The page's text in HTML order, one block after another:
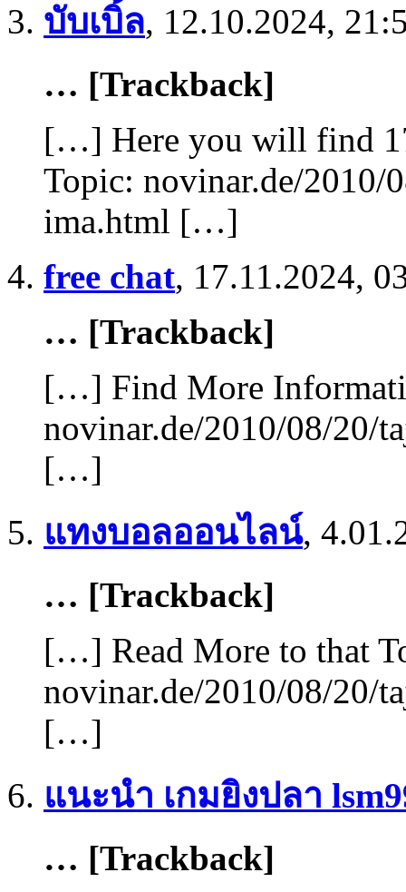
บับเบิ้ล, 12.10.2024,
… [Trackback]
[…] Here you will find
Topic: novinar.de/2010/
ima.html […]
free chat, 17.11.2024,
… [Trackback]
[…] Find More
novinar.de/2010/08/20/
[…]
แทงบอลออนไลน์,
… [Trackback]
[…] Read More to that
novinar.de/2010/08/20/
[…]
แนะนำ เกมยิงปลา
… [Trackback]